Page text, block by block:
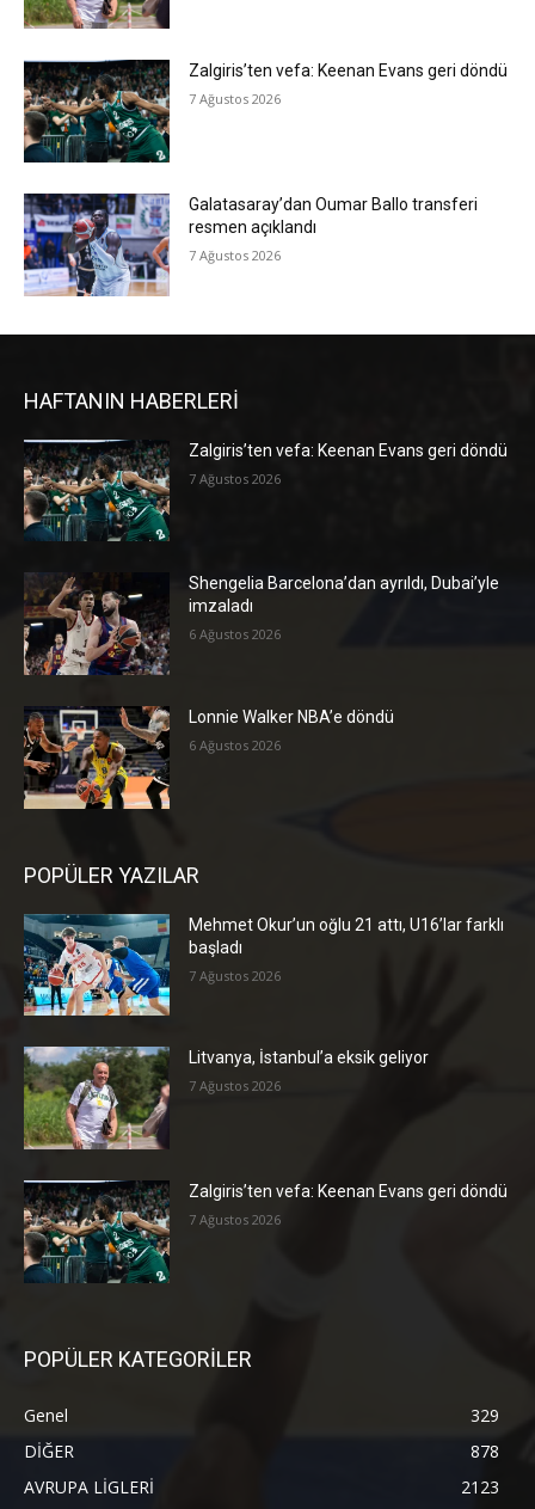
Zalgiris’ten vefa: Keenan Evans geri döndü
7 Ağustos 2026
Galatasaray’dan Oumar Ballo transferi
resmen açıklandı
7 Ağustos 2026
HAFTANIN HABERLERİ
Zalgiris’ten vefa: Keenan Evans geri döndü
7 Ağustos 2026
Shengelia Barcelona’dan ayrıldı, Dubai’yle
imzaladı
6 Ağustos 2026
Lonnie Walker NBA’e döndü
6 Ağustos 2026
POPÜLER YAZILAR
Mehmet Okur’un oğlu 21 attı, U16’lar farklı
başladı
7 Ağustos 2026
Litvanya, İstanbul’a eksik geliyor
7 Ağustos 2026
Zalgiris’ten vefa: Keenan Evans geri döndü
7 Ağustos 2026
POPÜLER KATEGORİLER
Genel
329
DİĞER
878
AVRUPA LİGLERİ
2123